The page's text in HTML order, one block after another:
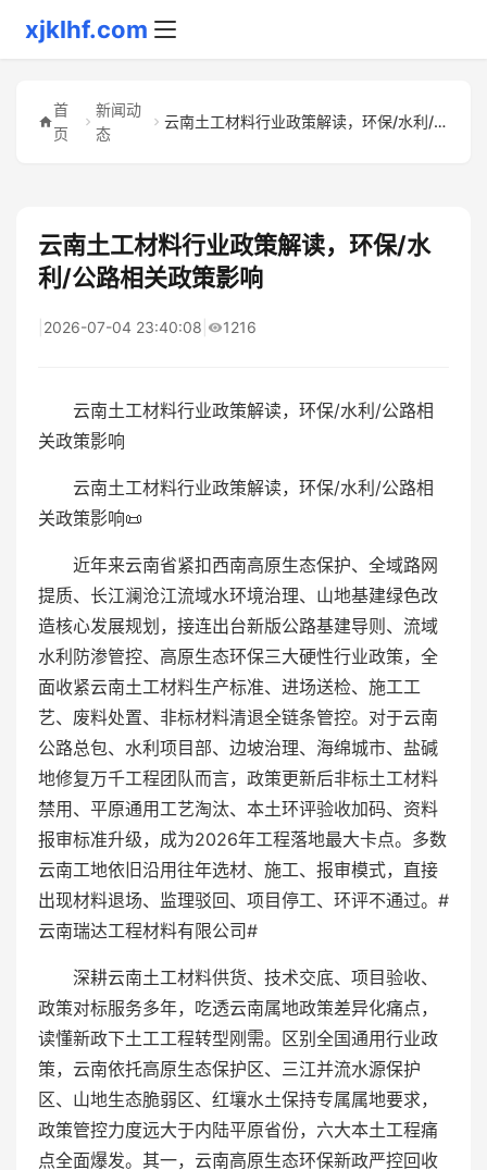
xjklhf.com
首
页
新闻动
态
云南土工材料行业政策解读，环保/水利/公路相关政策影响
云南土工材料行业政策解读，环保/水
利/公路相关政策影响
2026-07-04 23:40:08 1216
云南土工材料行业政策解读，环保/水利/公路相
关政策影响
云南土工材料行业政策解读，环保/水利/公路相
关政策影响📜
近年来云南省紧扣西南高原生态保护、全域路网
提质、长江澜沧江流域水环境治理、山地基建绿色改
造核心发展规划，接连出台新版公路基建导则、流域
水利防渗管控、高原生态环保三大硬性行业政策，全
面收紧云南土工材料生产标准、进场送检、施工工
艺、废料处置、非标材料清退全链条管控。对于云南
公路总包、水利项目部、边坡治理、海绵城市、盐碱
地修复万千工程团队而言，政策更新后非标土工材料
禁用、平原通用工艺淘汰、本土环评验收加码、资料
报审标准升级，成为2026年工程落地最大卡点。多数
云南工地依旧沿用往年选材、施工、报审模式，直接
出现材料退场、监理驳回、项目停工、环评不通过。#
云南瑞达工程材料有限公司#
深耕云南土工材料供货、技术交底、项目验收、
政策对标服务多年，吃透云南属地政策差异化痛点，
读懂新政下土工工程转型刚需。区别全国通用行业政
策，云南依托高原生态保护区、三江并流水源保护
区、山地生态脆弱区、红壤水土保持专属属地要求，
政策管控力度远大于内陆平原省份，六大本土工程痛
点全面爆发。其一，云南高原生态环保新政严控回收